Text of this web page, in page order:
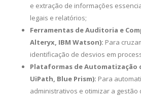
e extração de informações
legais e relatórios;
Ferramentas de Auditoria e
Alteryx, IBM Watson): Para
identificação de desvios em
Plataformas de Automatização
UiPath, Blue Prism): Para
administrativos e otimizar a